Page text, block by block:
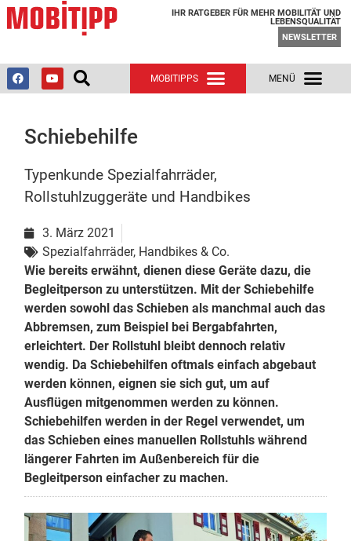
IHR RATGEBER FÜR MEHR MOBILITÄT UND
LEBENSQUALITÄT
NEWSLETTER
Schiebehilfe
Typenkunde Spezialfahrräder,
Rollstuhlzuggeräte und Handbikes
3. März 2021
Spezialfahrräder, Handbikes & Co.
Wie bereits erwähnt, dienen diese Geräte dazu, die
Begleitperson zu unterstützen. Mit der Schiebehilfe
werden sowohl das Schieben als manchmal auch das
Abbremsen, zum Beispiel bei Bergabfahrten,
erleichtert. Der Rollstuhl bleibt dennoch relativ
wendig. Da Schiebehilfen oftmals einfach abgebaut
werden können, eignen sie sich gut, um auf
Ausflügen mitgenommen werden zu können.
Schiebehilfen werden in der Regel verwendet, um
das Schieben eines manuellen Rollstuhls während
längerer Fahrten im Außenbereich für die
Begleitperson einfacher zu machen.